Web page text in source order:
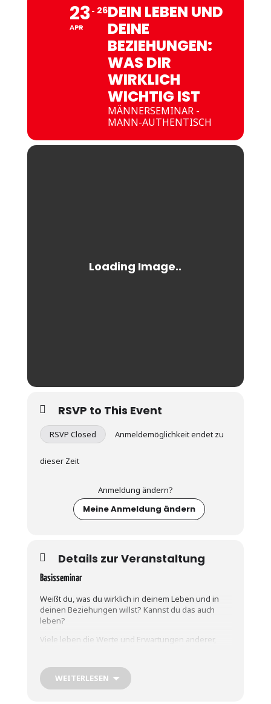
23
APR
26DEIN LEBEN UND
DEINE
BEZIEHUNGEN:
WAS DIR
WIRKLICH
WICHTIG IST
MÄNNERSEMINAR -
MANN-AUTHENTISCH
RSVP to This Event
RSVP Closed Anmeldemöglichkeit endet zu
dieser Zeit
Anmeldung ändern?
Meine Anmeldung ändern
Details zur Veranstaltung
Basisseminar
Weißt du, was du wirklich in deinem Leben und in
deinen Beziehungen willst? Kannst du das auch
leben?
Viele leben die Werte und Erwartungen anderer,
Erwartungen. Sie leben in Abhängigkeiten,
versuchen lieb und brav zu sein, erfüllen alle
WEITERLESEN